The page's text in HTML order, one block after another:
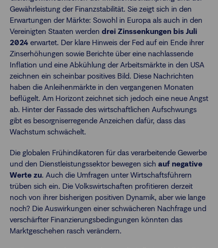
Gewährleistung der Finanzstabilität. Sie zeigt sich in den
Erwartungen der Märkte: Sowohl in Europa als auch in den
Vereinigten Staaten werden drei Zinssenkungen bis Juli
2024 erwartet. Der klare Hinweis der Fed auf ein Ende ihrer
Zinserhöhungen sowie Berichte über eine nachlassende
Inflation und eine Abkühlung der Arbeitsmärkte in den USA
zeichnen ein scheinbar positives Bild. Diese Nachrichten
haben die Anleihenmärkte in den vergangenen Monaten
beflügelt. Am Horizont zeichnet sich jedoch eine neue Angst
ab. Hinter der Fassade des wirtschaftlichen Aufschwungs
gibt es besorgniserregende Anzeichen dafür, dass das
Wachstum schwächelt.
Die globalen Frühindikatoren für das verarbeitende Gewerbe
und den Dienstleistungssektor bewegen sich auf negative
Werte zu. Auch die Umfragen unter Wirtschaftsführern
trüben sich ein. Die Volkswirtschaften profitieren derzeit
noch von ihrer bisherigen positiven Dynamik, aber wie lange
noch? Die Auswirkungen einer schwächeren Nachfrage und
verschärfter Finanzierungsbedingungen könnten das
Marktgeschehen rasch verändern.